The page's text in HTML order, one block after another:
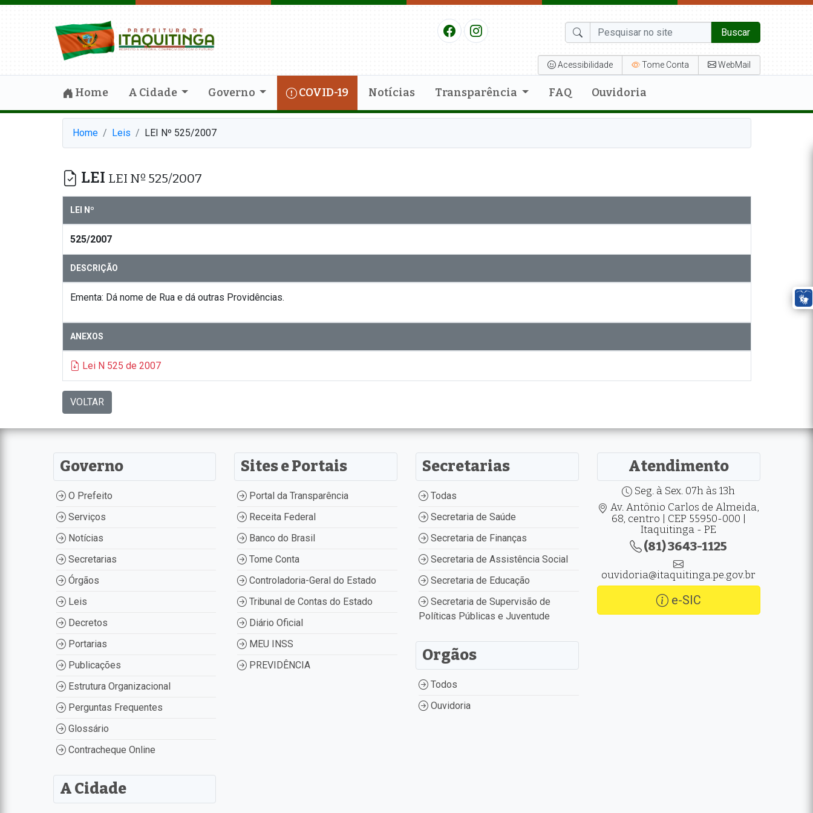
Buscar
Acessibilidade Tome Conta WebMail
Home A Cidade Governo COVID-19 Notícias Transparência FAQ Ouvidoria
Home Leis LEI Nº 525/2007
LEI LEI Nº 525/2007
LEI Nº
525/2007
DESCRIÇÃO
Ementa: Dá nome de Rua e dá outras Providências.
ANEXOS
Lei N 525 de 2007
VOLTAR
Governo
O Prefeito
Serviços
Notícias
Secretarias
Órgãos
Leis
Decretos
Portarias
Publicações
Estrutura Organizacional
Perguntas Frequentes
Glossário
Contracheque Online
A Cidade
Sites e Portais
Portal da Transparência
Receita Federal
Banco do Brasil
Tome Conta
Controladoria-Geral do Estado
Tribunal de Contas do Estado
Diário Oficial
MEU INSS
PREVIDÊNCIA
Secretarias
Todas
Secretaria de Saúde
Secretaria de Finanças
Secretaria de Assistência Social
Secretaria de Educação
Secretaria de Supervisão de
Políticas Públicas e Juventude
Orgãos
Todos
Ouvidoria
Atendimento
Seg. à Sex. 07h às 13h
Av. Antônio Carlos de Almeida,
68, centro | CEP 55950-000 |
Itaquitinga - PE
(81) 3643-1125
ouvidoria@itaquitinga.pe.gov.br
e-SIC